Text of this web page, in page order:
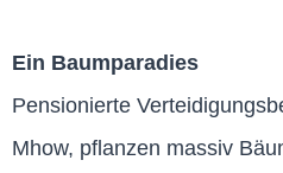
Ein Baumparadies
Pensionierte
Mhow, pflanzen massiv